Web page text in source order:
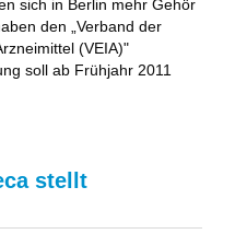
sich in Berlin mehr Gehör
den „Verband der
(VEIA)"
soll ab Frühjahr 2011
stellt